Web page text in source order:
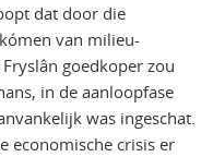
dat door die
van milieu-
goedkoper zou
in de aanloopfase
was ingeschat.
economische crisis er